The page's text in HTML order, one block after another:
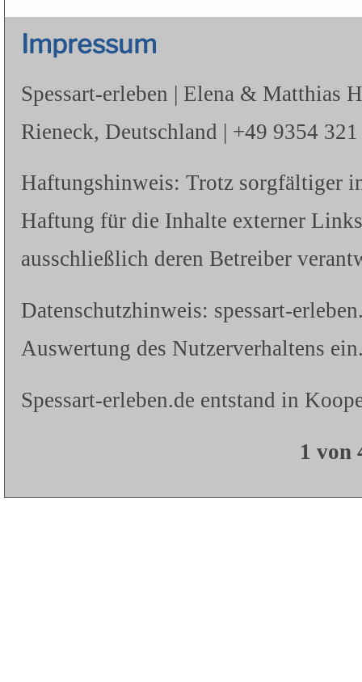
Impressum
Spessart-erleben | Elena & Matthias
Rieneck, Deutschland | +49 9354
Haftungshinweis: Trotz sorgfältiger
Haftung für die Inhalte externer
ausschließlich deren Betreiber
Datenschutzhinweis: spessart-
Auswertung des Nutzerverhaltens
Spessart-erleben.de entstand in
1 von